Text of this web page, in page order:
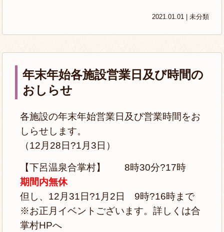
2021.01.01 | 未分類
年末年始各施設営業日及び時間の
おしらせ
各施設の年末年始営業日及び営業時間をお
しらせします。
（12月28日?1月3日）
【下呂温泉合掌村】 8時30分?17時
期間内無休
但し、12月31日?1月2日 9時?16時まで
※お正月イベントございます。詳しくは合
掌村HPへ